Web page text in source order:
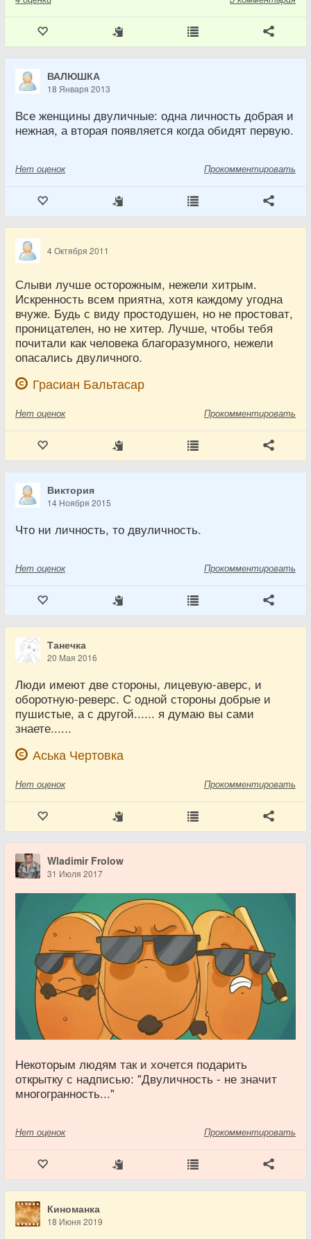
ВАЛЮШКА
18 Января 2013
Все женщины двуличные: одна личность добрая и
нежная, а вторая появляется когда обидят первую.
Нет оценок Прокомментировать
4 Октября 2011
Слыви лучше осторожным, нежели хитрым.
Искренность всем приятна, хотя каждому угодна
вчуже. Будь с виду простодушен, но не простоват,
проницателен, но не хитер. Лучше, чтобы тебя
почитали как человека благоразумного, нежели
опасались двуличного.
Грасиан Бальтасар
Нет оценок Прокомментировать
Виктория
14 Ноября 2015
Что ни личность, то двуличность.
Нет оценок Прокомментировать
Танечка
20 Мая 2016
Люди имеют две стороны, лицевую-аверс, и
оборотную-реверс. С одной стороны добрые и
пушистые, а с другой...... я думаю вы сами
знаете......
Аська Чертовка
Нет оценок Прокомментировать
Wladimir Frolow
31 Июля 2017
Некоторым людям так и хочется подарить
открытку с надписью: "Двуличность - не значит
многогранность..."
Нет оценок Прокомментировать
Киноманка
18 Июня 2019